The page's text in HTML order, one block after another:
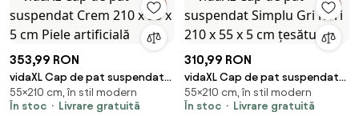
353,99 RON
vidaXL Cap de pat suspendat
Crem 210 x 55 x 5 cm Piele
artificială
55×210 cm, în stil modern
În stoc
Livrare gratuită
310,99 RON
vidaXL Cap de pat suspendat
Simplu Gri nori 210 x 55 x 5 cm
țesătură
55×210 cm, în stil modern
În stoc
Livrare gratuită